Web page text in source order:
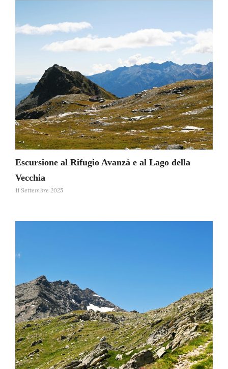
Escursione al Rifugio Avanzà e al Lago della
Vecchia
11 Settembre 2025